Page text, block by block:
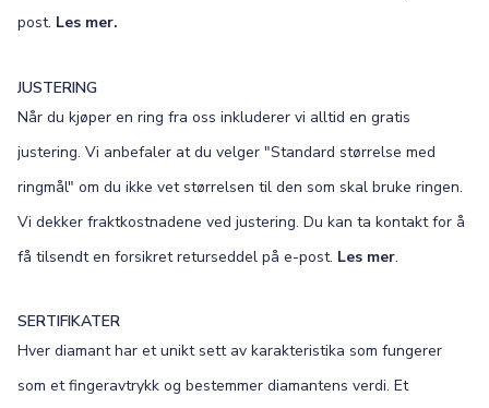
post. Les mer.
JUSTERING
Når du kjøper en ring fra oss inkluderer vi alltid en gratis
justering. Vi anbefaler at du velger "Standard størrelse med
ringmål" om du ikke vet størrelsen til den som skal bruke ringen.
Vi dekker fraktkostnadene ved justering. Du kan ta kontakt for å
få tilsendt en forsikret returseddel på e-post. Les mer.
SERTIFIKATER
Hver diamant har et unikt sett av karakteristika som fungerer
som et fingeravtrykk og bestemmer diamantens verdi. Et